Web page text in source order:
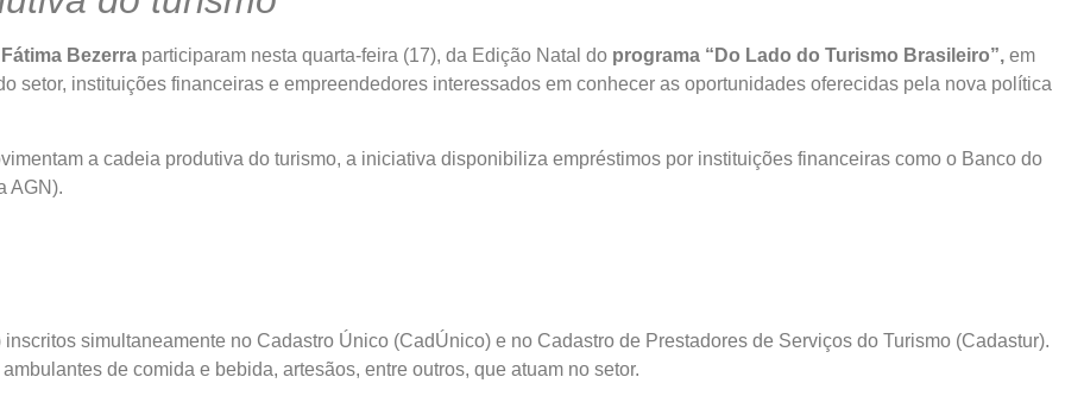
Bezerra participaram nesta quarta-feira (17), da Edição Natal do programa “Do Lado do Turismo Brasileiro”, em
setor, instituições financeiras e empreendedores interessados em conhecer as oportunidades oferecidas pela nova política
a cadeia produtiva do turismo, a iniciativa disponibiliza empréstimos por instituições financeiras como o Banco do
AGN).
simultaneamente no Cadastro Único (CadÚnico) e no Cadastro de Prestadores de Serviços do Turismo (Cadastur).
de comida e bebida, artesãos, entre outros, que atuam no setor.